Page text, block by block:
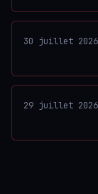
30 juillet 2026
29 juillet 2026